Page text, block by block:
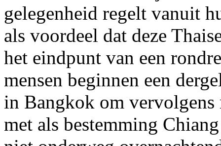
gelegenheid regelt vanuit
als voordeel dat deze
het eindpunt van een
mensen beginnen een
in Bangkok om
met als bestemming